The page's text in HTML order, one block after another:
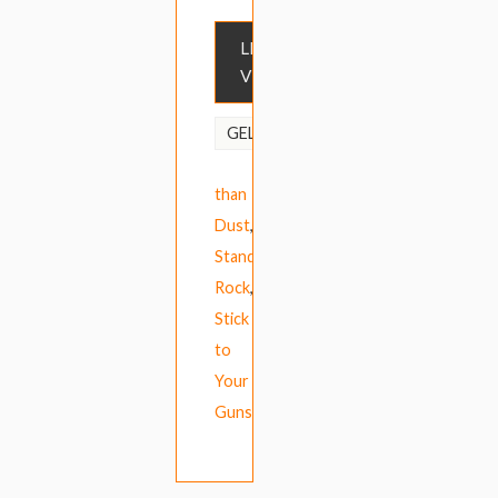
LEES
VERDER
GELABELD
than
Dust,
Standing
Rock,
Stick
to
Your
Guns